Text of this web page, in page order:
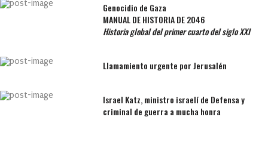
Genocidio de Gaza
MANUAL DE HISTORIA DE 2046
Historia global del primer cuarto del siglo XXI
Llamamiento urgente por Jerusalén
Israel Katz, ministro israelí de Defensa y
criminal de guerra a mucha honra